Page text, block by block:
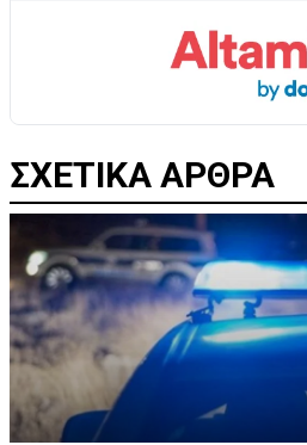
ΣΧΕΤΙΚΑ ΑΡΘΡΑ